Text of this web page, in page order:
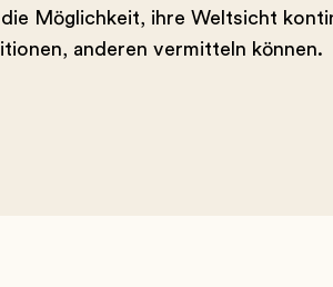
Möglichkeit, ihre Weltsicht
anderen vermitteln können.